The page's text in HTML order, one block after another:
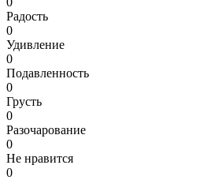
Радость
0
Удивление
0
Подавленность
0
Грусть
0
Разочарование
0
Не нравится
0